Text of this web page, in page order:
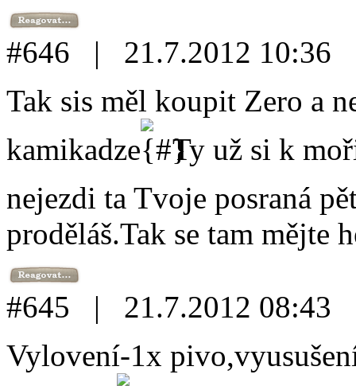
#646 | 21.7.2012
Tak sis měl koupit Zero a
kamikadze
Ty už si k
nejezdi ta Tvoje posraná
proděláš.Tak se tam mějte
#645 | 21.7.2012
Vylovení-1x